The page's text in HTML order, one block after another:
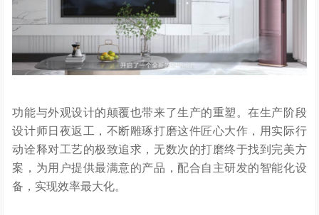
功能与外观设计的颠覆也带来了生产的重塑。在生产阶段
设计师日夜返工，不断雕琢打磨这件匠心大作，用实际行
动诠释对工艺的极致追求，无数次的打磨终于找到完美方
案，为用户提供最满意的产品，配合自主研发的智能化设
备，实现效率最大化。